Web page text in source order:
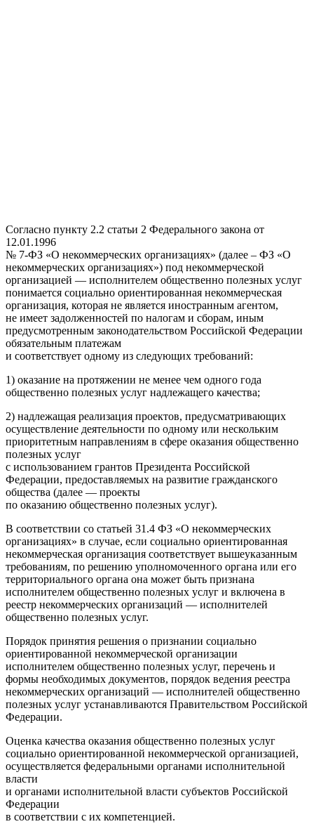
Согласно пункту 2.2 статьи 2 Федерального закона от
12.01.1996
№ 7-ФЗ «О некоммерческих организациях» (далее – ФЗ «О
некоммерческих организациях») под некоммерческой
организацией — исполнителем общественно полезных услуг
понимается социально ориентированная некоммерческая
организация, которая не является иностранным агентом,
не имеет задолженностей по налогам и сборам, иным
предусмотренным законодательством Российской Федерации
обязательным платежам
и соответствует одному из следующих требований:
1) оказание на протяжении не менее чем одного года
общественно полезных услуг надлежащего качества;
2) надлежащая реализация проектов, предусматривающих
осуществление деятельности по одному или нескольким
приоритетным направлениям в сфере оказания общественно
полезных услуг
с использованием грантов Президента Российской
Федерации, предоставляемых на развитие гражданского
общества (далее — проекты
по оказанию общественно полезных услуг).
В соответствии со статьей 31.4 ФЗ «О некоммерческих
организациях» в случае, если социально ориентированная
некоммерческая организация соответствует вышеуказанным
требованиям, по решению уполномоченного органа или его
территориального органа она может быть признана
исполнителем общественно полезных услуг и включена в
реестр некоммерческих организаций — исполнителей
общественно полезных услуг.
Порядок принятия решения о признании социально
ориентированной некоммерческой организации
исполнителем общественно полезных услуг, перечень и
формы необходимых документов, порядок ведения реестра
некоммерческих организаций — исполнителей общественно
полезных услуг устанавливаются Правительством Российской
Федерации.
Оценка качества оказания общественно полезных услуг
социально ориентированной некоммерческой организацией,
осуществляется федеральными органами исполнительной
власти
и органами исполнительной власти субъектов Российской
Федерации
в соответствии с их компетенцией.